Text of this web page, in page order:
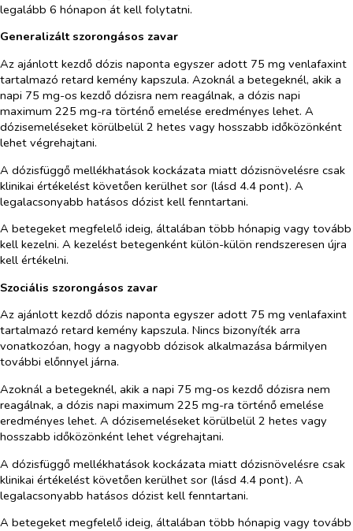
legalább 6 hónapon át kell folytatni.
Generalizált szorongásos zavar
Az ajánlott kezdő dózis naponta egyszer adott 75 mg venlafaxint
tartalmazó retard kemény kapszula. Azoknál a betegeknél, akik a
napi 75 mg-os kezdő dózisra nem reagálnak, a dózis napi
maximum 225 mg-ra történő emelése eredményes lehet. A
dózisemeléseket körülbelül 2 hetes vagy hosszabb időközönként
lehet végrehajtani.
A dózisfüggő mellékhatások kockázata miatt dózisnövelésre csak
klinikai értékelést követően kerülhet sor (lásd 4.4 pont). A
legalacsonyabb hatásos dózist kell fenntartani.
A betegeket megfelelő ideig, általában több hónapig vagy tovább
kell kezelni. A kezelést betegenként külön-külön rendszeresen újra
kell értékelni.
Szociális szorongásos zavar
Az ajánlott kezdő dózis naponta egyszer adott 75 mg venlafaxint
tartalmazó retard kemény kapszula. Nincs bizonyíték arra
vonatkozóan, hogy a nagyobb dózisok alkalmazása bármilyen
további előnnyel járna.
Azoknál a betegeknél, akik a napi 75 mg-os kezdő dózisra nem
reagálnak, a dózis napi maximum 225 mg-ra történő emelése
eredményes lehet. A dózisemeléseket körülbelül 2 hetes vagy
hosszabb időközönként lehet végrehajtani.
A dózisfüggő mellékhatások kockázata miatt dózisnövelésre csak
klinikai értékelést követően kerülhet sor (lásd 4.4 pont). A
legalacsonyabb hatásos dózist kell fenntartani.
A betegeket megfelelő ideig, általában több hónapig vagy tovább